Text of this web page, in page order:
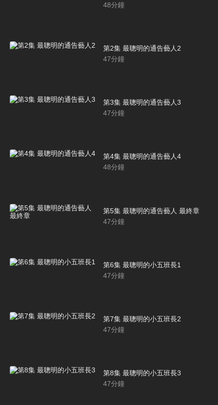
48分鐘
第2集 最聰明的通告藝人2
47分鐘
第3集 最聰明的通告藝人3
47分鐘
第4集 最聰明的通告藝人4
48分鐘
第5集 最聰明的通告藝人 最終章
47分鐘
第6集 最聰明的小五班長1
47分鐘
第7集 最聰明的小五班長2
47分鐘
第8集 最聰明的小五班長3
47分鐘